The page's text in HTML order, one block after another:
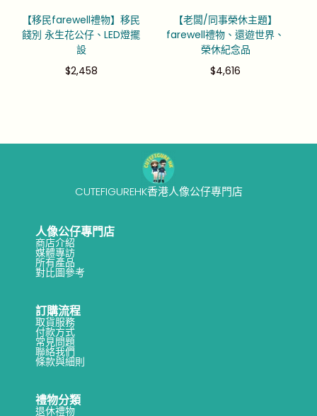
【移民farewell禮物】移民
餞別 永生花公仔、LED燈擺
設
$2,458
【老闆/同事榮休主題】
farewell禮物、還遊世界、
榮休紀念品
$4,616
CUTEFIGUREHK香港人像公仔專門店
人像公仔專門店
商店介紹
媒體專訪
所有產品
對比圖參考
訂購流程
取貨服務
付款方式
常見問題
聯絡我們
條款與細則
禮物分類
退休禮物